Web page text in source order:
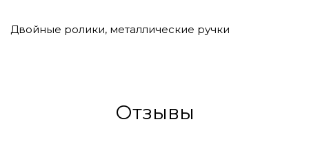
Двойные ролики, металлические ручки
Отзывы